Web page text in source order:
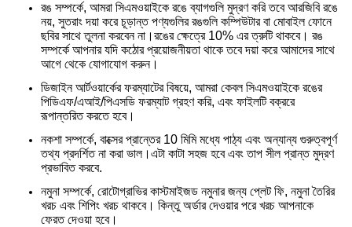
রঙ সম্পর্কে, আমরা সিএমওয়াইকে রঙে ব্যাগগুলি মুদ্রণ করি তবে আরজিবি রঙে
নয়, সুতরাং দয়া করে চূড়ান্ত পণ্যগুলির রঙগুলি কম্পিউটার বা মোবাইল ফোনে
ছবির সাথে তুলনা করবেন না। রঙের ক্ষেত্রে 10% এর ত্রুটি থাকবে। রঙ
সম্পর্কে আপনার যদি কঠোর প্রয়োজনীয়তা থাকে তবে দয়া করে আমাদের সাথে
আগে থেকে যোগাযোগ করুন।
ডিজাইন আর্টওয়ার্কের ফরম্যাটের বিষয়ে, আমরা কেবল সিএমওয়াইকে রঙের
পিডিএফ/এআই/পিএসডি ফরম্যাট গ্রহণ করি, এবং ফাইলটি বক্ররে
রূপান্তরিত করতে হবে।
নকশা সম্পর্কে, বাক্সের প্রান্তের 10 মিমি মধ্যে পাঠ্য এবং অন্যান্য গুরুত্বপূর্ণ
তথ্য প্রদর্শিত না করা ভাল।এটা কাটা সহজ হবে এবং তাপ সীল প্রান্ত মুদ্রণ
প্রভাবিত করবে.
নমুনা সম্পর্কে, রোটোগ্রাভির কাস্টমাইজড নমুনার জন্য প্লেট ফি, নমুনা তৈরির
খরচ এবং শিপিং খরচ থাকবে। কিন্তু অর্ডার দেওয়ার পরে খরচ আপনাকে
ফেরত দেওয়া হবে।